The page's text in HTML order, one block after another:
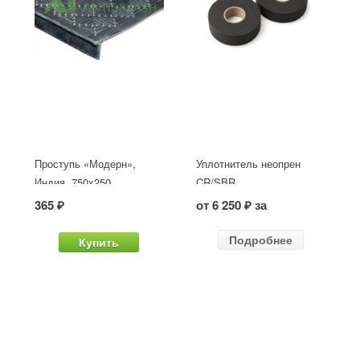
Проступь «Модерн»,
Индия, 750x250
365 ₽
Купить
Уплотнитель неопрен
CR/SBR
от 6 250 ₽ за
Подробнее